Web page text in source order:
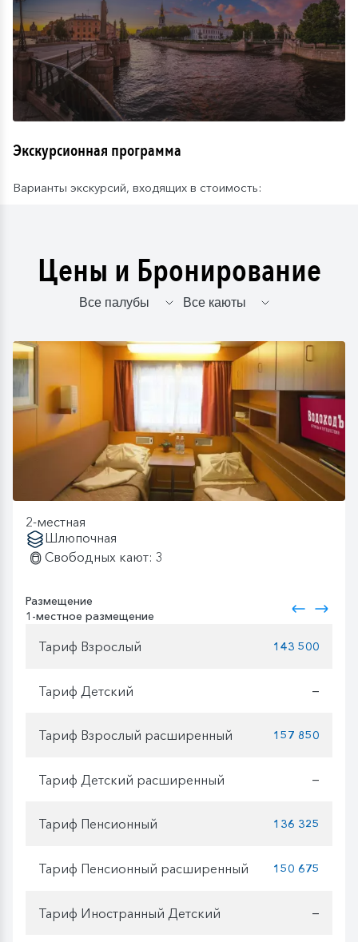
Экскурсионная программа
Варианты экскурсий, входящих в стоимость:
Цены и Бронирование
2-местная
Шлюпочная
Свободных кают: 3
Размещение
1-местное размещение
Тариф Взрослый 143 500
Тариф Детский —
Тариф Взрослый расширенный 157 850
Тариф Детский расширенный —
Тариф Пенсионный 136 325
Тариф Пенсионный расширенный 150 675
Тариф Иностранный Детский —